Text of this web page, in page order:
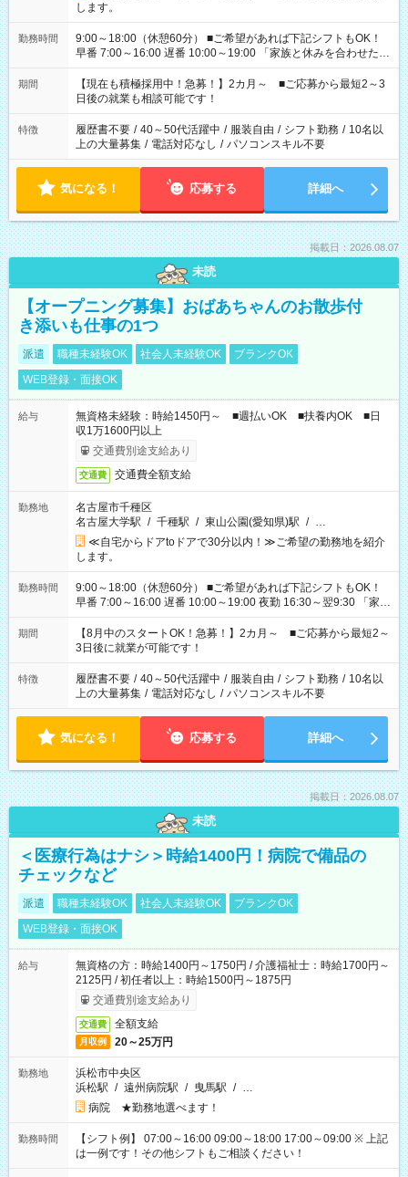
します。
勤務時間
9:00～18:00（休憩60分） ■ご希望があれば下記シフトもOK！
早番 7:00～16:00 遅番 10:00～19:00 「家族と休みを合わせた
い」 「余裕を持って夕飯の準備がしたい」 「できれば残業はし
たくない」 など、ご希望を教えてくださいね。 ※Wワーク希望
の方へ 今ご覧のお仕事で希望する勤務時間と、もう1つのお仕事
の勤務時間。 合計で週40時間を超える場合は応募できません。
期間
【現在も積極採用中！急募！】2カ月～ ■ご応募から最短2～3
日後の就業も相談可能です！
特徴 履歴書不要 / 40～50代活躍中 / 服装自由 / シフト勤務 / 10名以
上の大量募集 / 電話対応なし / パソコンスキル不要
気になる！ 応募する 詳細へ
掲載日：2026.08.07
未読
【オープニング募集】おばあちゃんのお散歩付
き添いも仕事の1つ
派遣 職種未経験OK 社会人未経験OK
ブランクOK
WEB登録・面接OK
給与
無資格未経験：時給1450円～ ■週払いOK ■扶養内OK ■日
収1万1600円以上
交通費別途支給あり
交通費 交通費全額支給
勤務地
名古屋市千種区
名古屋大学駅 / 千種駅 / 東山公園(愛知県)駅 / …
≪自宅からドアtoドアで30分以内！≫ご希望の勤務地を紹介
します。
勤務時間
9:00～18:00（休憩60分） ■ご希望があれば下記シフトもOK！
早番 7:00～16:00 遅番 10:00～19:00 夜勤 16:30～翌9:30 「家族
と休みを合わせたい」 「余裕を持って夕飯の準備がしたい」
「できれば残業はしたくない」 など、ご希望を教えてください
ね。 ※Wワーク希望の方へ 今ご覧のお仕事で希望する勤務時間
と、もう1つのお仕事の勤務時間。 合計で週40時間を超える場
合は応募できません。
期間
【8月中のスタートOK！急募！】2カ月～ ■ご応募から最短2～
3日後に就業が可能です！
特徴 履歴書不要 / 40～50代活躍中 / 服装自由 / シフト勤務 / 10名以
上の大量募集 / 電話対応なし / パソコンスキル不要
気になる！ 応募する 詳細へ
掲載日：2026.08.07
未読
＜医療行為はナシ＞時給1400円！病院で備品の
チェックなど
派遣 職種未経験OK 社会人未経験OK
ブランクOK
WEB登録・面接OK
給与
無資格の方：時給1400円～1750円 / 介護福祉士：時給1700円～
2125円 / 初任者以上：時給1500円～1875円
交通費別途支給あり
交通費 全額支給
月収例 20～25万円
勤務地
浜松市中央区
浜松駅 / 遠州病院駅 / 曳馬駅 / …
病院 ★勤務地選べます！
勤務時間
【シフト例】 07:00～16:00 09:00～18:00 17:00～09:00 ※ 上記
は一例です！その他シフトもご相談ください！